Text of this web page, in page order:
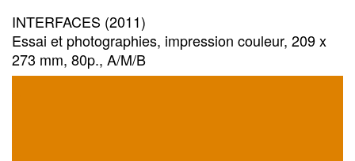
INTERFACES (2011)
Essai et photographies, impression couleur, 209 x
273 mm, 80p., A/M/B